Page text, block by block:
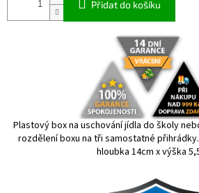
Přidat do košíku
Plastový box na uschování jídla do školy
rozdělení boxu na tři samostatné
hloubka 14cm x výška